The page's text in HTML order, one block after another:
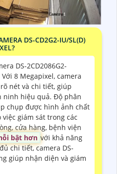
DS-CD2G2-IU/SL(D)
DS-2CD2086G2-
8 Megapixel, camera
nét và chi tiết, giúp
ninh hiệu quả. Độ phân
chụp được hình ảnh chất
giám sát trong các
cửa hàng, bệnh viện
bật hơn với khả năng
chi tiết, camera DS-
giúp nhận diện và giám